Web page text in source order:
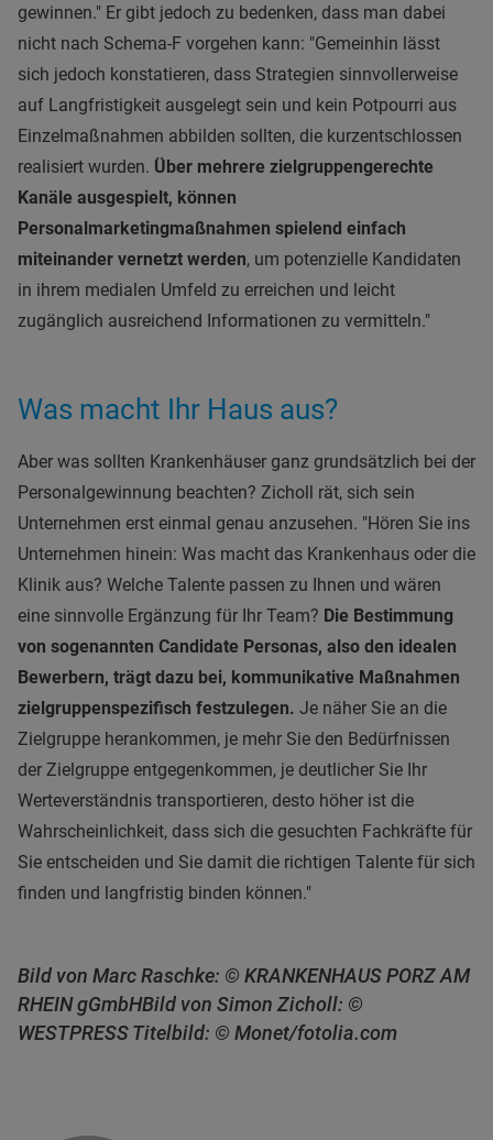
gewinnen." Er gibt jedoch zu bedenken, dass man dabei
nicht nach Schema-F vorgehen kann: "Gemeinhin lässt
sich jedoch konstatieren, dass Strategien sinnvollerweise
auf Langfristigkeit ausgelegt sein und kein Potpourri aus
Einzelmaßnahmen abbilden sollten, die kurzentschlossen
realisiert wurden. Über mehrere zielgruppengerechte
Kanäle ausgespielt, können
Personalmarketingmaßnahmen spielend einfach
miteinander vernetzt werden, um potenzielle Kandidaten
in ihrem medialen Umfeld zu erreichen und leicht
zugänglich ausreichend Informationen zu vermitteln."
Was macht Ihr Haus aus?
Aber was sollten Krankenhäuser ganz grundsätzlich bei der
Personalgewinnung beachten? Zicholl rät, sich sein
Unternehmen erst einmal genau anzusehen. "Hören Sie ins
Unternehmen hinein: Was macht das Krankenhaus oder die
Klinik aus? Welche Talente passen zu Ihnen und wären
eine sinnvolle Ergänzung für Ihr Team? Die Bestimmung
von sogenannten Candidate Personas, also den idealen
Bewerbern, trägt dazu bei, kommunikative Maßnahmen
zielgruppenspezifisch festzulegen. Je näher Sie an die
Zielgruppe herankommen, je mehr Sie den Bedürfnissen
der Zielgruppe entgegenkommen, je deutlicher Sie Ihr
Werteverständnis transportieren, desto höher ist die
Wahrscheinlichkeit, dass sich die gesuchten Fachkräfte für
Sie entscheiden und Sie damit die richtigen Talente für sich
finden und langfristig binden können."
Bild von Marc Raschke: © KRANKENHAUS PORZ AM
RHEIN gGmbHBild von Simon Zicholl: ©
WESTPRESS Titelbild: © Monet/fotolia.com